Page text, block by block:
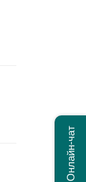
Онлайн-чат